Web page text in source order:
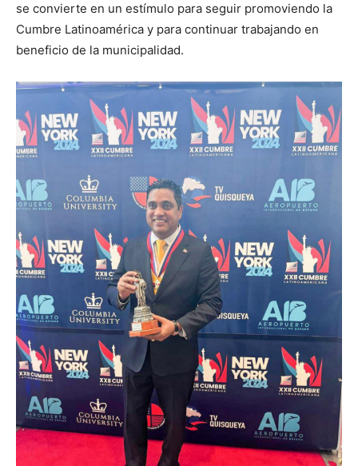
se convierte en un estímulo para seguir promoviendo la
Cumbre Latinoamérica y para continuar trabajando en
beneficio de la municipalidad.